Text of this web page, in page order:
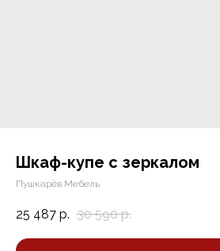
Шкаф-купе с зеркалом
Пушкарёв Мебель
25 487 р. 30 590 р.